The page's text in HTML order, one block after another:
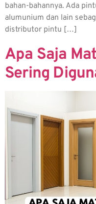
bahan-bahannya. Ada
alumunium dan lain
distributor pintu […]
Apa Saja
Sering